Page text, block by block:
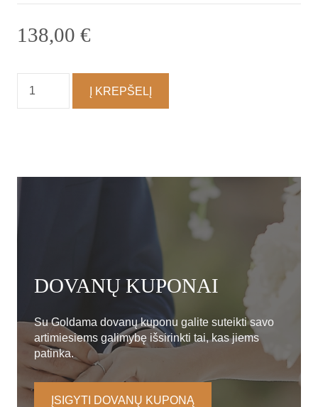
138,00 €
kiekis:
Koljė
Į KREPŠELĮ
DOVANŲ KUPONAI
Su Goldama dovanų kuponu galite suteikti savo
artimiesiems galimybę išsirinkti tai, kas jiems
patinka.
ĮSIGYTI DOVANŲ KUPONĄ